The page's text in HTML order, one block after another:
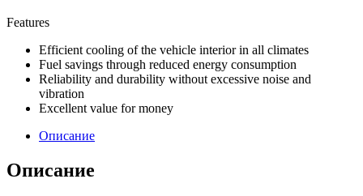
Features
Efficient cooling of the vehicle interior in all climates
Fuel savings through reduced energy consumption
Reliability and durability without excessive noise and
vibration
Excellent value for money
Описание
Описание